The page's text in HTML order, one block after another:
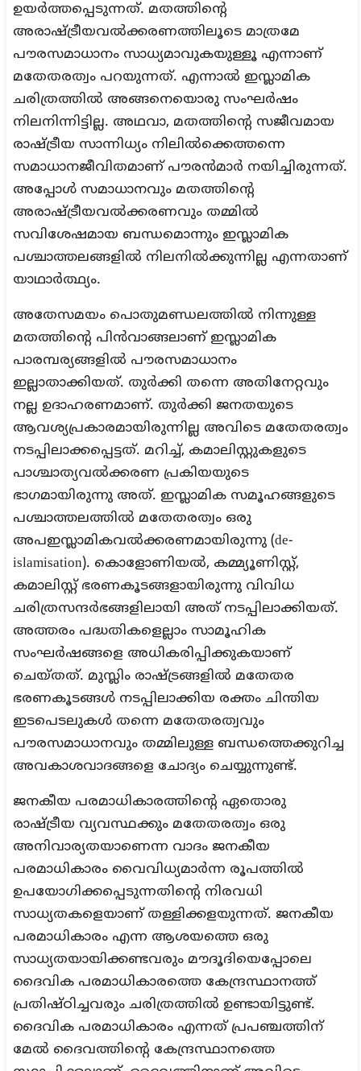
ഉയര്‍ത്തപ്പെടുന്നത്. മതത്തിന്റെ
അരാഷ്ട്രീയവല്‍ക്കരണത്തിലൂടെ മാത്രമേ
പൗരസമാധാനം സാധ്യമാവുകയുള്ളൂ എന്നാണ്
മതേതരത്വം പറയുന്നത്. എന്നാല്‍ ഇസ്ലാമിക
ചരിത്രത്തില്‍ അങ്ങനെയൊരു സംഘര്‍ഷം
നിലനിന്നിട്ടില്ല. അഥവാ, മതത്തിന്റെ സജീവമായ
രാഷ്ട്രീയ സാന്നിധ്യം നിലില്‍ക്കെത്തന്നെ
സമാധാനജീവിതമാണ് പൗരന്‍മാര്‍ നയിച്ചിരുന്നത്.
അപ്പോള്‍ സമാധാനവും മതത്തിന്റെ
അരാഷ്ട്രീയവല്‍ക്കരണവും തമ്മില്‍
സവിശേഷമായ ബന്ധമൊന്നും ഇസ്ലാമിക
പശ്ചാത്തലങ്ങളില്‍ നിലനില്‍ക്കുന്നില്ല എന്നതാണ്
യാഥാര്‍ത്ഥ്യം.
അതേസമയം പൊതുമണ്ഡലത്തില്‍ നിന്നുള്ള
മതത്തിന്റെ പിന്‍വാങ്ങലാണ് ഇസ്ലാമിക
പാരമ്പര്യങ്ങളില്‍ പൗരസമാധാനം
ഇല്ലാതാക്കിയത്. തുര്‍ക്കി തന്നെ അതിനേറ്റവും
നല്ല ഉദാഹരണമാണ്. തുര്‍ക്കി ജനതയുടെ
ആവശ്യപ്രകാരമായിരുന്നില്ല അവിടെ മതേതരത്വം
നടപ്പിലാക്കപ്പെട്ടത്. മറിച്ച്, കമാലിസ്റ്റുകളുടെ
പാശ്ചാത്യവല്‍ക്കരണ പ്രകിയയുടെ
ഭാഗമായിരുന്നു അത്. ഇസ്ലാമിക സമൂഹങ്ങളുടെ
പശ്ചാത്തലത്തില്‍ മതേതരത്വം ഒരു
അപഇസ്ലാമികവല്‍ക്കരണമായിരുന്നു (de-
islamisation). കൊളോണിയല്‍, കമ്മ്യൂണിസ്റ്റ്,
കമാലിസ്റ്റ് ഭരണകൂടങ്ങളായിരുന്നു വിവിധ
ചരിത്രസന്ദര്‍ഭങ്ങളിലായി അത് നടപ്പിലാക്കിയത്.
അത്തരം പദ്ധതികളെല്ലാം സാമൂഹിക
സംഘര്‍ഷങ്ങളെ അധികരിപ്പിക്കുകയാണ്
ചെയ്തത്. മുസ്ലിം രാഷ്ട്രങ്ങളില്‍ മതേതര
ഭരണകൂടങ്ങള്‍ നടപ്പിലാക്കിയ രക്തം ചിന്തിയ
ഇടപെടലുകള്‍ തന്നെ മതേതരത്വവും
പൗരസമാധാനവും തമ്മിലുള്ള ബന്ധത്തെക്കുറിച്ച
അവകാശവാദങ്ങളെ ചോദ്യം ചെയ്യുന്നുണ്ട്.
ജനകീയ പരമാധികാരത്തിന്റെ ഏതൊരു
രാഷ്ട്രീയ വ്യവസ്ഥക്കും മതേതരത്വം ഒരു
അനിവാര്യതയാണെന്ന വാദം ജനകീയ
പരമാധികാരം വൈവിധ്യമാര്‍ന്ന രൂപത്തില്‍
ഉപയോഗിക്കപ്പെടുന്നതിന്റെ നിരവധി
സാധ്യതകളെയാണ് തള്ളിക്കളയുന്നത്. ജനകീയ
പരമാധികാരം എന്ന ആശയത്തെ ഒരു
സാധ്യതയായിക്കണ്ടവരും മൗദൂദിയെപ്പോലെ
ദൈവിക പരമാധികാരത്തെ കേന്ദ്രസ്ഥാനത്ത്
പ്രതിഷ്ഠിച്ചവരും ചരിത്രത്തില്‍ ഉണ്ടായിട്ടുണ്ട്.
ദൈവിക പരമാധികാരം എന്നത് പ്രപഞ്ചത്തിന്
മേല്‍ ദൈവത്തിന്റെ കേന്ദ്രസ്ഥാനത്തെ